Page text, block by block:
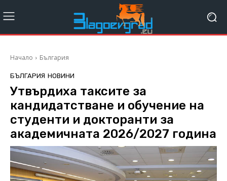
Начало България
БЪЛГАРИЯ НОВИНИ
Утвърдиха таксите за
кандидатстване и обучение на
студенти и докторанти за
академичната 2026/2027 година